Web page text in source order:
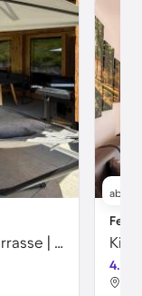
Ferienhaus mit Grill, Pool und Terrasse | Bergblick
ab
4.2